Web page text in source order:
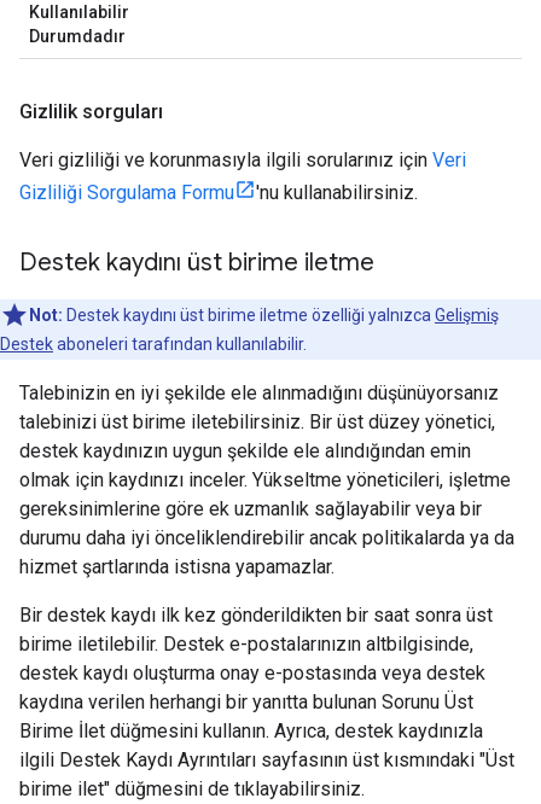
Kullanılabilir
Durumdadır
Gizlilik sorguları
Veri gizliliği ve korunmasıyla ilgili sorularınız için Veri
Gizliliği Sorgulama Formu
'nu kullanabilirsiniz.
Destek kaydını üst birime iletme
Not: Destek kaydını üst birime iletme özelliği yalnızca Gelişmiş
Destekaboneleri tarafından kullanılabilir.
Talebinizin en iyi şekilde ele alınmadığını düşünüyorsanız
talebinizi üst birime iletebilirsiniz. Bir üst düzey yönetici,
destek kaydınızın uygun şekilde ele alındığından emin
olmak için kaydınızı inceler. Yükseltme yöneticileri, işletme
gereksinimlerine göre ek uzmanlık sağlayabilir veya bir
durumu daha iyi önceliklendirebilir ancak politikalarda ya da
hizmet şartlarında istisna yapamazlar.
Bir destek kaydı ilk kez gönderildikten bir saat sonra üst
birime iletilebilir. Destek e-postalarınızın altbilgisinde,
destek kaydı oluşturma onay e-postasında veya destek
kaydına verilen herhangi bir yanıtta bulunan Sorunu Üst
Birime İlet düğmesini kullanın. Ayrıca, destek kaydınızla
ilgili Destek Kaydı Ayrıntıları sayfasının üst kısmındaki "Üst
birime ilet" düğmesini de tıklayabilirsiniz.